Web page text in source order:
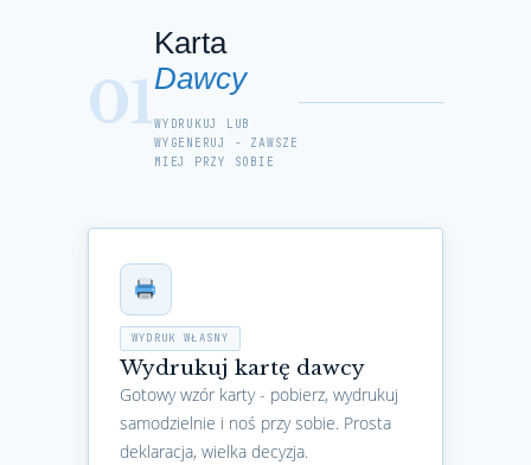
01
Karta
Dawcy
WYDRUKUJ LUB
WYGENERUJ - ZAWSZE
MIEJ PRZY SOBIE
WYDRUK WŁASNY
Wydrukuj kartę dawcy
Gotowy wzór karty - pobierz, wydrukuj
samodzielnie i noś przy sobie. Prosta
deklaracja, wielka decyzja.